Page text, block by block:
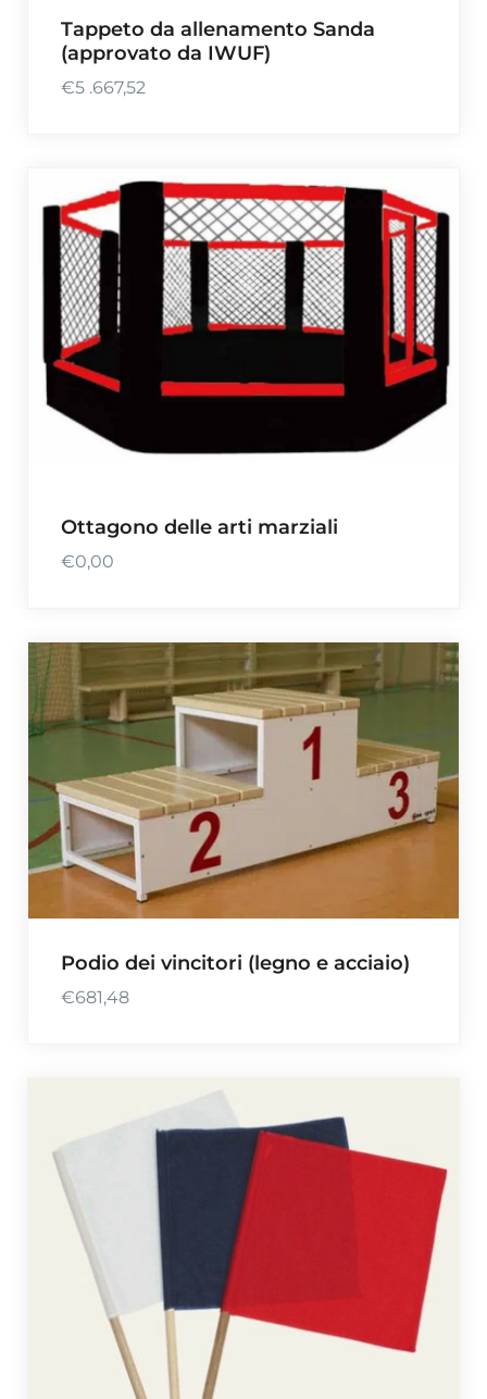
Tappeto da allenamento Sanda
(approvato da IWUF)
€5 .667,52
Ottagono delle arti marziali
€0,00
Podio dei vincitori (legno e acciaio)
€681,48